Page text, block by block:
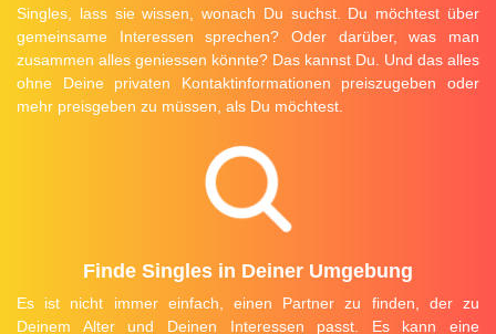
Singles, lass sie wissen, wonach Du suchst. Du möchtest über
gemeinsame Interessen sprechen? Oder darüber, was man
zusammen alles geniessen könnte? Das kannst Du. Und das alles
ohne Deine privaten Kontaktinformationen preiszugeben oder
mehr preisgeben zu müssen, als Du möchtest.
Finde Singles in Deiner Umgebung
Es ist nicht immer einfach, einen Partner zu finden, der zu
Deinem Alter und Deinen Interessen passt. Es kann eine